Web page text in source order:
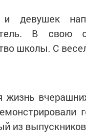
девушек
В свою
школы. С
жизнь
из